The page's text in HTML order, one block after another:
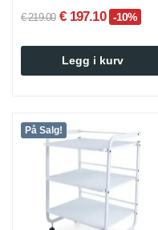
€ 219.00 € 197.10 -10%
Legg i kurv
På Salg!